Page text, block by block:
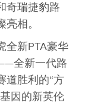
奇瑞捷豹路
相。
全新PTA豪华
全新一代路
道胜利的“方
因的新英伦